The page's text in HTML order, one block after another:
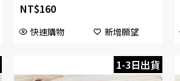
NT$160
快速購物 新增願望
1-3日出貨